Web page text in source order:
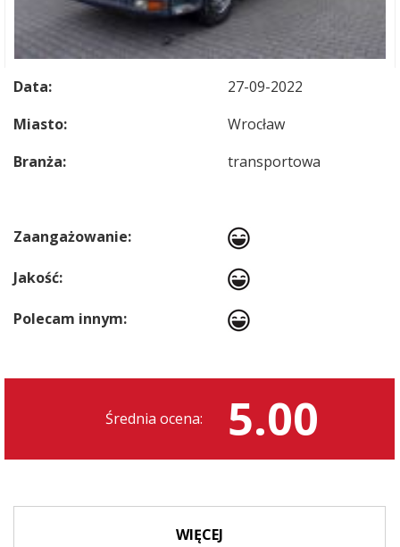
Data:
27-09-2022
Miasto:
Wrocław
Branża:
transportowa
Zaangażowanie:
Jakość:
Polecam innym:
Średnia ocena: 5.00
WIĘCEJ